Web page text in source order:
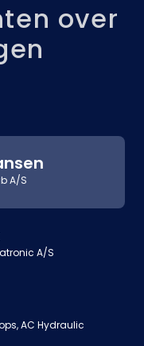
over
A/S
A/S
AC Hydraulic